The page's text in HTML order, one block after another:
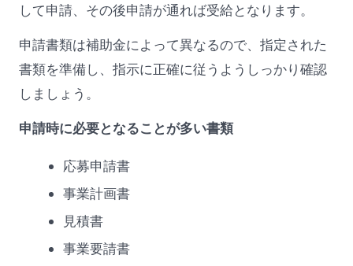
して申請、その後申請が通れば受給となります。
申請書類は補助金によって異なるので、指定された
書類を準備し、指示に正確に従うようしっかり確認
しましょう。
申請時に必要となることが多い書類
応募申請書
事業計画書
見積書
事業要請書